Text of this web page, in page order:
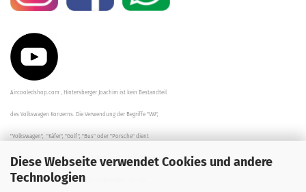
Diese Webseite verwendet Cookies und andere
Technologien
Aircooledshop.com , Hintersberger Joachim ist kein Bestandteil
des Volkswagen Konzerns. Die Verwendung der Begriffe "VW",
"Volkswagen", "Käfer", "Golf", "Bus" oder "Porsche" dient
der Beschreibung der Teile und stellt in keinem Fall eine direkte
Verbindung zu dem Unternehmen "Volkswagen" her/da.